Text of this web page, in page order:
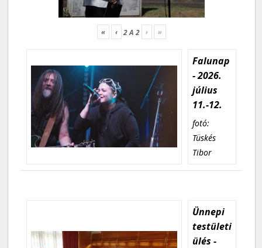
« ‹ 2A2 › »
Falunap
- 2026.
július
11.-12.
fotó:
Tüskés
Tibor
Ünnepi
testületi
ülés -